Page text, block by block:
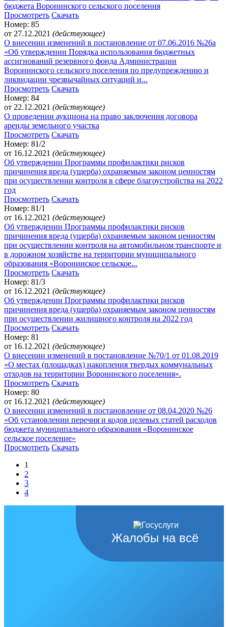
бюджета Воронинского сельского поселения
Просмотреть Скачать
Номер: 85
от 27.12.2021 (действующее)
О внесении изменений в постановление от 07.06.2016 №26а
«Об утверждении Порядка использования бюджетных
ассигнований резервного фонда Администрации
Воронинского сельского поселения по предупреждению и
ликвидации чрезвычайных ситуаций и...
Просмотреть Скачать
Номер: 84
от 22.12.2021 (действующее)
О проведении аукциона на право заключения договора
аренды земельного участка
Просмотреть Скачать
Номер: 81/2
от 16.12.2021 (действующее)
Об утверждении Программы профилактики рисков
причинения вреда (ущерба) охраняемым законом ценностям
при осуществлении контроля в сфере благоустройства на 2022
год
Просмотреть Скачать
Номер: 81/1
от 16.12.2021 (действующее)
Об утверждении Программы профилактики рисков
причинения вреда (ущерба) охраняемым законом ценностям
при осуществлении контроля на автомобильном транспорте и
в дорожном хозяйстве на территории муниципального
образования «Воронинское сельское...
Просмотреть Скачать
Номер: 81/3
от 16.12.2021 (действующее)
Об утверждении Программы профилактики рисков
причинения вреда (ущерба) охраняемым законом ценностям
при осуществлении жилищного контроля на 2022 год
Просмотреть Скачать
Номер: 81
от 16.12.2021 (действующее)
О внесении изменений в постановление №70/1 от 01.08.2019
«О местах (площадках) накопления твердых коммунальных
отходов на территории Воронинского поселения».
Просмотреть Скачать
Номер: 80
от 16.12.2021 (действующее)
О внесении изменений в постановление от 08.04.2020 №26
«Об установлении перечня и кодов целевых статей расходов
бюджета муниципального образования «Воронинское
сельское поселение»
Просмотреть Скачать
1
2
3
4
Жалобы на всё